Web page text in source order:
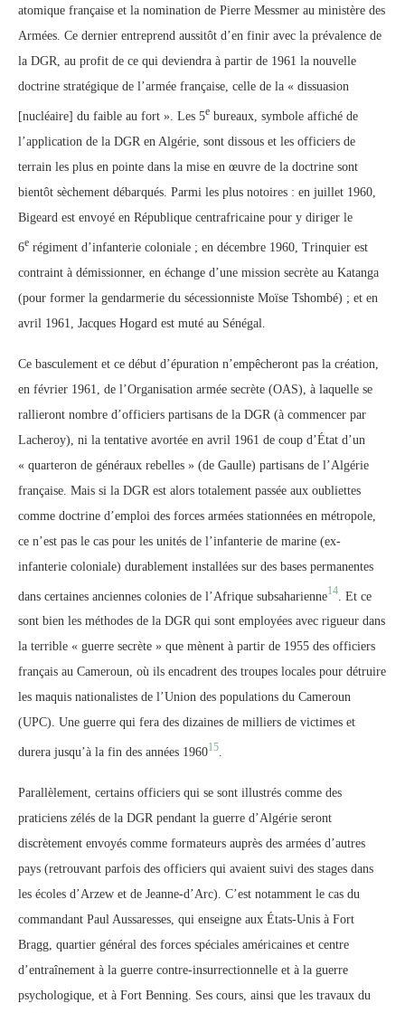
atomique française et la nomination de Pierre Messmer au ministère des
Armées. Ce dernier entreprend aussitôt d’en finir avec la prévalence de
la DGR, au profit de ce qui deviendra à partir de 1961 la nouvelle
doctrine stratégique de l’armée française, celle de la « dissuasion
[nucléaire] du faible au fort ». Les 5e bureaux, symbole affiché de
l’application de la DGR en Algérie, sont dissous et les officiers de
terrain les plus en pointe dans la mise en œuvre de la doctrine sont
bientôt sèchement débarqués. Parmi les plus notoires : en juillet 1960,
Bigeard est envoyé en République centrafricaine pour y diriger le
6e régiment d’infanterie coloniale ; en décembre 1960, Trinquier est
contraint à démissionner, en échange d’une mission secrète au Katanga
(pour former la gendarmerie du sécessionniste Moïse Tshombé) ; et en
avril 1961, Jacques Hogard est muté au Sénégal.
Ce basculement et ce début d’épuration n’empêcheront pas la création,
en février 1961, de l’Organisation armée secrète (OAS), à laquelle se
rallieront nombre d’officiers partisans de la DGR (à commencer par
Lacheroy), ni la tentative avortée en avril 1961 de coup d’État d’un
« quarteron de généraux rebelles » (de Gaulle) partisans de l’Algérie
française. Mais si la DGR est alors totalement passée aux oubliettes
comme doctrine d’emploi des forces armées stationnées en métropole,
ce n’est pas le cas pour les unités de l’infanterie de marine (ex-
infanterie coloniale) durablement installées sur des bases permanentes
dans certaines anciennes colonies de l’Afrique subsaharienne14 . Et ce
sont bien les méthodes de la DGR qui sont employées avec rigueur dans
la terrible « guerre secrète » que mènent à partir de 1955 des officiers
français au Cameroun, où ils encadrent des troupes locales pour détruire
les maquis nationalistes de l’Union des populations du Cameroun
(UPC). Une guerre qui fera des dizaines de milliers de victimes et
durera jusqu’à la fin des années 196015.
Parallèlement, certains officiers qui se sont illustrés comme des
praticiens zélés de la DGR pendant la guerre d’Algérie seront
discrètement envoyés comme formateurs auprès des armées d’autres
pays (retrouvant parfois des officiers qui avaient suivi des stages dans
les écoles d’Arzew et de Jeanne-d’Arc). C’est notamment le cas du
commandant Paul Aussaresses, qui enseigne aux États-Unis à Fort
Bragg, quartier général des forces spéciales américaines et centre
d’entraînement à la guerre contre-insurrectionnelle et à la guerre
psychologique, et à Fort Benning. Ses cours, ainsi que les travaux du